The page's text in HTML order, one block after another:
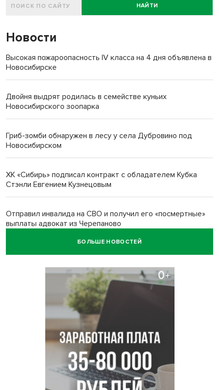
НАЙТИ
Новости
Высокая пожароопасность IV класса на 4 дня объявлена в
Новосибирске
Двойня выдрят родилась в семействе куньих
Новосибирского зоопарка
Гриб-зомби обнаружен в лесу у села Дубровино под
Новосибирском
ХК «Сибирь» подписал контракт с обладателем Кубка
Стэнли Евгением Кузнецовым
Отправил инвалида на СВО и получил его «посмертные»
выплаты адвокат из Черепаново
БОЛЬШЕ НОВОСТЕЙ